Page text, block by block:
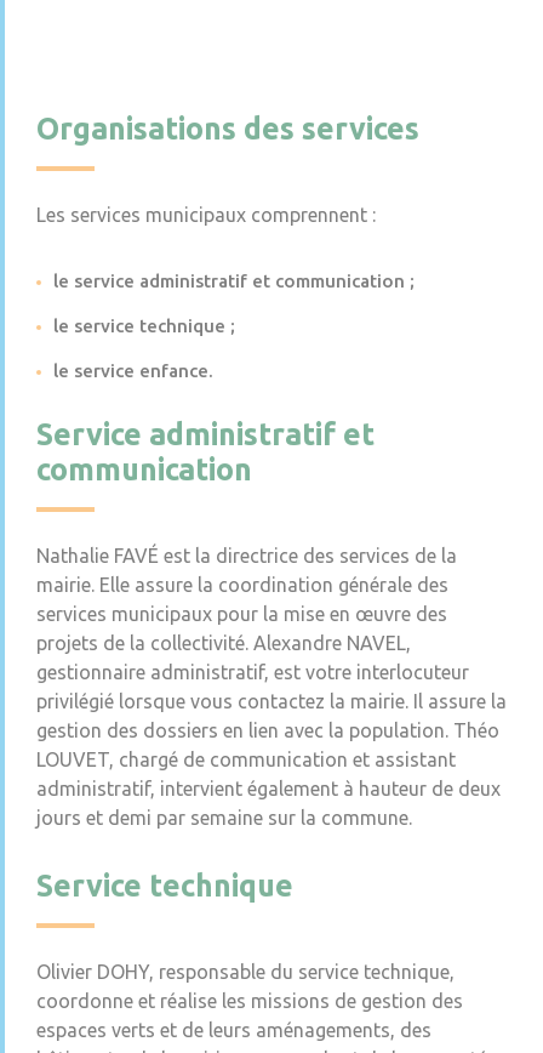
Organisations des services
Les services municipaux comprennent :
le service administratif et communication ;
le service technique ;
le service enfance.
Service administratif et
communication
Nathalie FAVÉ est la directrice des services de la
mairie. Elle assure la coordination générale des
services municipaux pour la mise en œuvre des
projets de la collectivité. Alexandre NAVEL,
gestionnaire administratif, est votre interlocuteur
privilégié lorsque vous contactez la mairie. Il assure la
gestion des dossiers en lien avec la population. Théo
LOUVET, chargé de communication et assistant
administratif, intervient également à hauteur de deux
jours et demi par semaine sur la commune.
Service technique
Olivier DOHY, responsable du service technique,
coordonne et réalise les missions de gestion des
espaces verts et de leurs aménagements, des